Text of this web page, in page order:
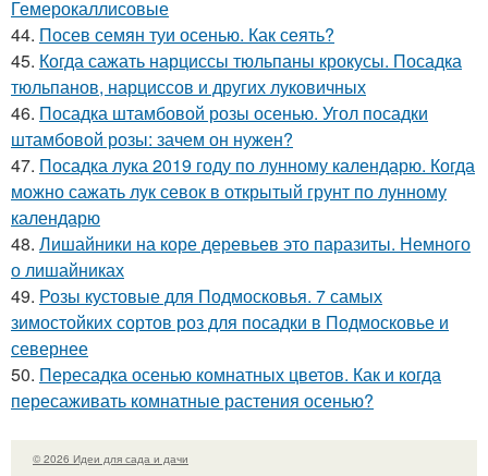
Гемерокаллисовые
44. Посев семян туи осенью. Как сеять?
45. Когда сажать нарциссы тюльпаны крокусы. Посадка
тюльпанов, нарциссов и других луковичных
46. Посадка штамбовой розы осенью. Угол посадки
штамбовой розы: зачем он нужен?
47. Посадка лука 2019 году по лунному календарю. Когда
можно сажать лук севок в открытый грунт по лунному
календарю
48. Лишайники на коре деревьев это паразиты. Немного
о лишайниках
49. Розы кустовые для Подмосковья. 7 самых
зимостойких сортов роз для посадки в Подмосковье и
севернее
50. Пересадка осенью комнатных цветов. Как и когда
пересаживать комнатные растения осенью?
© 2026 Идеи для сада и дачи